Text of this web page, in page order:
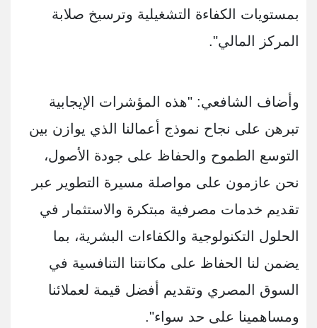
بمستويات الكفاءة التشغيلية وترسيخ صلابة
المركز المالي".
وأضاف الشافعي: "هذه المؤشرات الإيجابية
تبرهن على نجاح نموذج أعمالنا الذي يوازن بين
التوسع الطموح والحفاظ على جودة الأصول،
نحن عازمون على مواصلة مسيرة التطوير عبر
تقديم خدمات مصرفية مبتكرة والاستثمار في
الحلول التكنولوجية والكفاءات البشرية، بما
يضمن لنا الحفاظ على مكانتنا التنافسية في
السوق المصري وتقديم أفضل قيمة لعملائنا
ومساهمينا على حد سواء".